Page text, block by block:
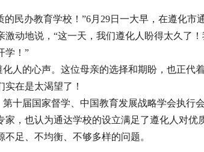
民办教育学校！”6月29日一大早，在遵化市
激动地说，“这一天，我们遵化人盼得太久了
学！”
人的心声。这位母亲的选择和期盼，也正代
在是太渴望了！
届国家督学、中国教育发展战略学会执行
家，也认为通达学校的设立满足了遵化人对优
足、不均衡、不够多样的问题。